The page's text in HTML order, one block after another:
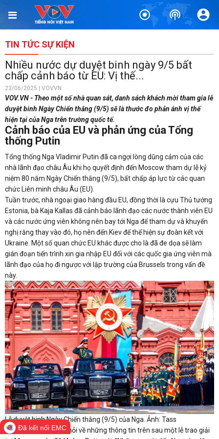
TIN TỨC SỰ KIỆN
Nhiều nước dự duyệt binh ngày 9/5 bất
chấp cảnh báo từ EU: Vị thế...
23/06/2025 | VOVVN
VOV.VN - Theo một số nhà quan sát, danh sách khách mời tham gia lễ
duyệt binh Ngày Chiến thắng (9/5) sẽ là thước đo phản ánh vị thế
hiện tại của Nga trên trường quốc tế.
Cảnh báo của EU và phản ứng của Tổng
thống Putin
Tổng thống Nga Vladimir Putin đã ca ngợi lòng dũng cảm của các
nhà lãnh đạo châu Âu khi họ quyết định đến Moscow tham dự lễ kỷ
niệm 80 năm Ngày Chiến thắng (9/5), bất chấp áp lực từ các quan
chức Liên minh châu Âu (EU).
Tuần trước, nhà ngoại giao hàng đầu EU, đồng thời là cựu Thủ tướng
Estonia, bà Kaja Kallas đã cảnh báo lãnh đạo các nước thành viên EU
và các nước ứng viên không nên bay tới Nga để tham dự và khuyến
nghị rằng thay vào đó, họ nên đến Kiev để thể hiện sự đoàn kết với
Ukraine. Một số quan chức EU khác được cho là đã đe dọa sẽ làm
gián đoạn tiến trình xin gia nhập EU đối với các quốc gia ứng viên mà
lãnh đạo của họ đi ngược với lập trường của Brussels trong vấn đề
này.
Lễ duyệt binh Ngày Chiến thắng (9/5) của Nga. Ảnh: Tass
Khi được phóng viên hỏi về những thông tin trên sau một lễ trao giải
Đã kết nối EMC